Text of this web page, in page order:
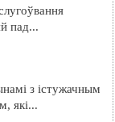
пад...
з істужачным
які...